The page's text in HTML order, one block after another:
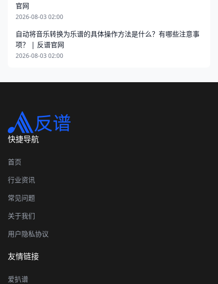
官网
2026-08-03 02:00
自动将音乐转换为乐谱的具体操作方法是什么？有哪些注意事
项？ | 反谱官网
2026-08-03 02:00
快捷导航
首页
行业资讯
常见问题
关于我们
用户隐私协议
友情链接
爱扒谱